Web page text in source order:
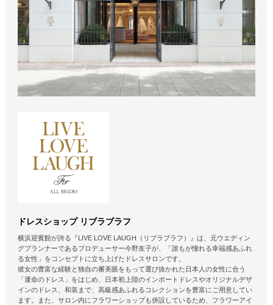
ドレスショップ リブラブラフ
横浜迎賓館が誇る『LIVE LOVE LAUGH（リブラブラフ）』は、元ウエディン
グプランナーであるプロデューサー今野友子が、「誰もが憧れる幸福感あふれ
る女性」をコンセプトに立ち上げたドレスサロンです。
彼女の豊富な経験と独自の審美眼をもって選び抜かれた日本人の女性に合う
「運命のドレス」をはじめ、日本初上陸のインポートドレスやオリジナルデザ
インのドレス、和装まで、高級感あふれるコレクションを豊富にご用意してい
ます。また、サロン内にフラワーショップも併設しているため、フラワーアイ